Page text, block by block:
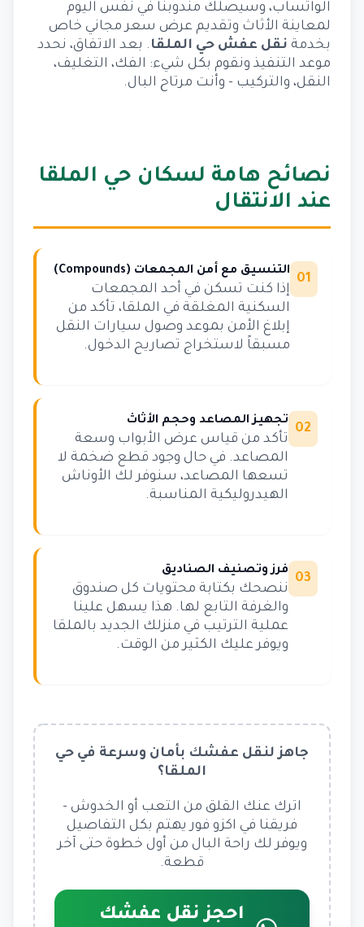
الواتساب، وسيصلك مندوبنا في نفس اليوم
لمعاينة الأثاث وتقديم عرض سعر مجاني خاص
بخدمة نقل عفش حي الملقا . بعد الاتفاق، نحدد
موعد التنفيذ ونقوم بكل شيء: الفك، التغليف،
النقل، والتركيب – وأنت مرتاح البال.
نصائح هامة لسكان حي الملقا
عند الانتقال
01
التنسيق مع أمن المجمعات (Compounds)
إذا كنت تسكن في أحد المجمعات
السكنية المغلقة في الملقا، تأكد من
إبلاغ الأمن بموعد وصول سيارات النقل
مسبقاً لاستخراج تصاريح الدخول.
02
تجهيز المصاعد وحجم الأثاث
تأكد من قياس عرض الأبواب وسعة
المصاعد. في حال وجود قطع ضخمة لا
تسعها المصاعد، سنوفر لك الأوناش
الهيدروليكية المناسبة.
03
فرز وتصنيف الصناديق
ننصحك بكتابة محتويات كل صندوق
والغرفة التابع لها. هذا يسهل علينا
عملية الترتيب في منزلك الجديد بالملقا
ويوفر عليك الكثير من الوقت.
جاهز لنقل عفشك بأمان وسرعة في حي
الملقا؟
اترك عنك القلق من التعب أو الخدوش –
فريقنا في اكزو فور يهتم بكل التفاصيل
ويوفر لك راحة البال من أول خطوة حتى آخر
قطعة.
احجز نقل عفشك